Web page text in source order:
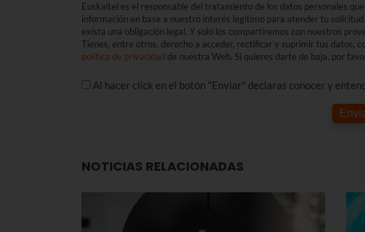
Euskaltel es el responsable del tratamiento de los datos personales
información en base a nuestro interés legítimo para atender tu
exista una obligación legal. Y solo los compartiremos con nuestros
Tienes, entre otros, derecho a acceder, rectificar y suprimir tus datos,
política de privacidad de nuestra Web. Si quieres darte de baja, por
Al hacer click en el botón "Enviar" declaras conocer y
NOTICIAS RELACIONADAS